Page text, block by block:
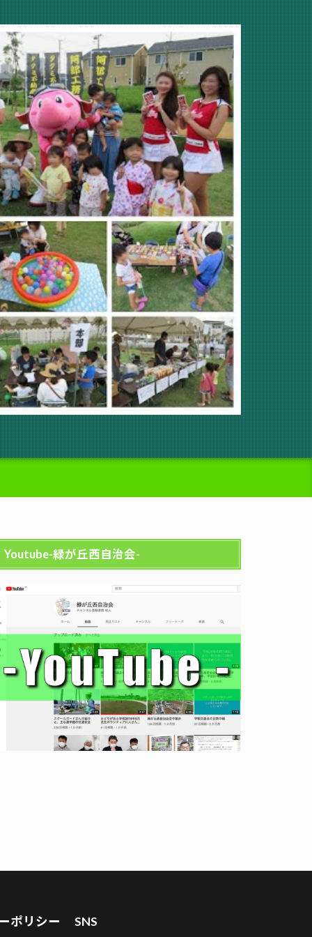
Youtube-緑が丘西自治会-
ポリシー SNS